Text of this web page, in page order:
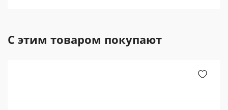
С этим товаром покупают